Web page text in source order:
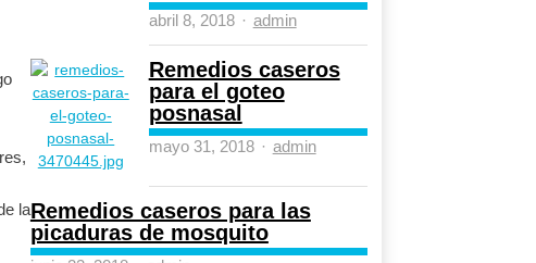
la
abril 8, 2018 Author
admin
Remedios caseros
para el goteo
posnasal
mayo 31, 2018 Author
admin
Remedios caseros para las
picaduras de mosquito